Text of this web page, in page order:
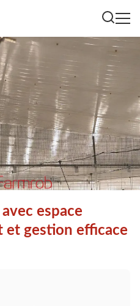
espace
et gestion efficace